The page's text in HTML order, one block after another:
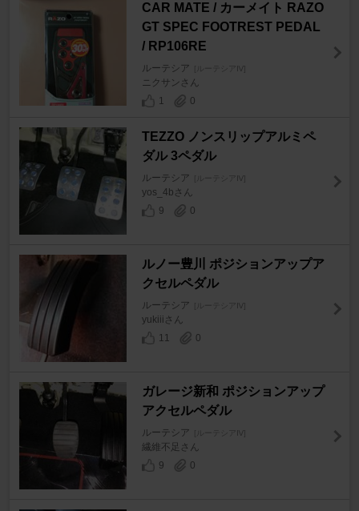
CAR MATE / カーメイト RAZO
GT SPEC FOOTREST PEDAL
/ RP106RE
ルーテシア [ルーテシアⅣ]
ニクサンさん
1
0
TEZZO ノンスリップアルミペ
ダル 3ペダル
ルーテシア [ルーテシアⅣ]
yos_4bさん
9
0
ルノー豊川 ポジションアップア
クセルペダル
ルーテシア [ルーテシアⅣ]
yukiiiさん
11
0
ガレージ新和 ポジションアップ
アクセルペダル
ルーテシア [ルーテシアⅣ]
繊維不足さん
9
0